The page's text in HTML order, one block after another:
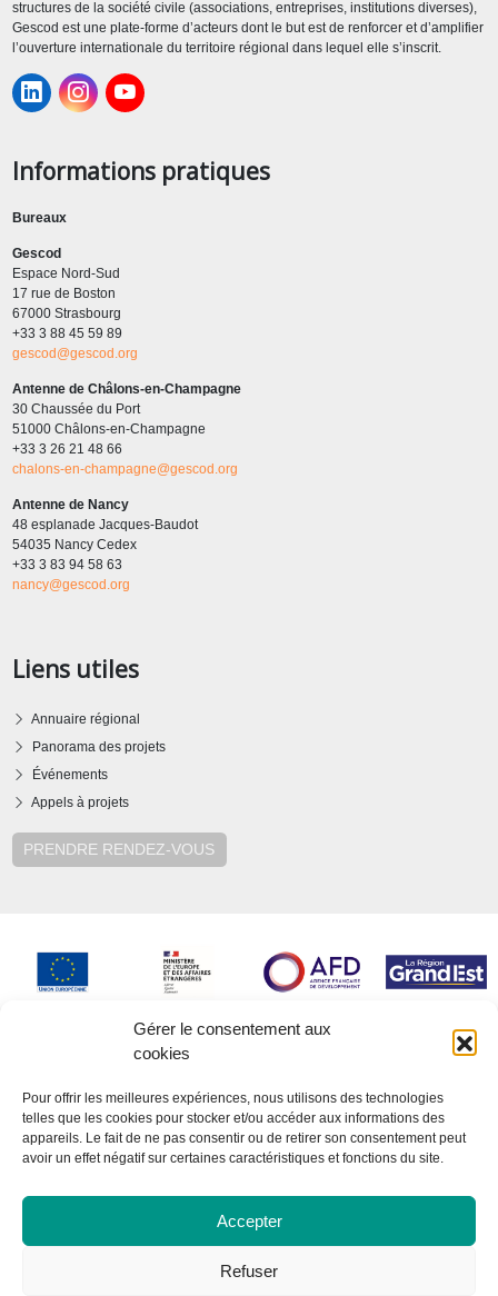
Gérer le consentement aux
cookies
Pour offrir les meilleures expériences, nous utilisons des technologies
telles que les cookies pour stocker et/ou accéder aux informations des
appareils. Le fait de ne pas consentir ou de retirer son consentement peut
avoir un effet négatif sur certaines caractéristiques et fonctions du site.
Accepter
Refuser
structures de la société civile (associations, entreprises, institutions diverses),
Gescod est une plate-forme d’acteurs dont le but est de renforcer et d’amplifier
l’ouverture internationale du territoire régional dans lequel elle s’inscrit.
Informations pratiques
Bureaux
Gescod
Espace Nord-Sud
17 rue de Boston
67000 Strasbourg
+33 3 88 45 59 89
gescod@gescod.org
Antenne de Châlons-en-Champagne
30 Chaussée du Port
51000 Châlons-en-Champagne
+33 3 26 21 48 66
chalons-en-champagne@gescod.org
Antenne de Nancy
48 esplanade Jacques-Baudot
54035 Nancy Cedex
+33 3 83 94 58 63
nancy@gescod.org
Liens utiles
Annuaire régional
Panorama des projets
Événements
Appels à projets
PRENDRE RENDEZ-VOUS